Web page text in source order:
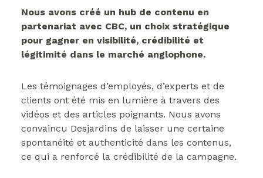
Nous avons créé un hub de contenu en
partenariat avec CBC, un choix stratégique
pour gagner en visibilité, crédibilité et
légitimité dans le marché anglophone.
Les témoignages d’employés, d’experts et de
clients ont été mis en lumière à travers des
vidéos et des articles poignants. Nous avons
convaincu Desjardins de laisser une certaine
spontanéité et authenticité dans les contenus,
ce qui a renforcé la crédibilité de la campagne.